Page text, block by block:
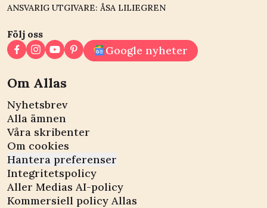
ANSVARIG UTGIVARE: ÅSA LILIEGREN
Följ oss
Google nyheter
Om Allas
Nyhetsbrev
Alla ämnen
Våra skribenter
Om cookies
Hantera preferenser
Integritetspolicy
Aller Medias AI-policy
Kommersiell policy Allas